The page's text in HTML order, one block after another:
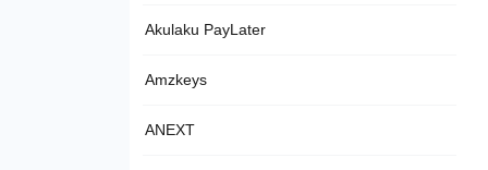
Akulaku PayLater
Amzkeys
ANEXT